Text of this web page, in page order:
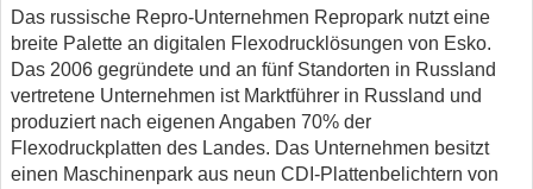
Das russische Repro-Unternehmen Repropark nutzt eine
breite Palette an digitalen Flexodrucklösungen von Esko.
Das 2006 gegründete und an fünf Standorten in Russland
vertretene Unternehmen ist Marktführer in Russland und
produziert nach eigenen Angaben 70% der
Flexodruckplatten des Landes. Das Unternehmen besitzt
einen Maschinenpark aus neun CDI-Plattenbelichtern von